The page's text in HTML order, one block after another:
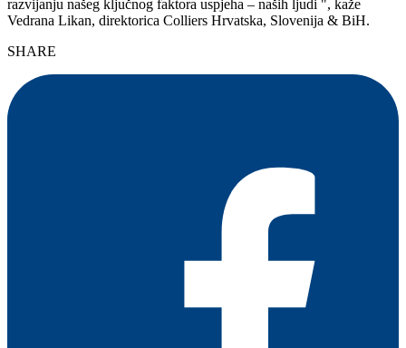
razvijanju našeg ključnog faktora uspjeha – naših ljudi ", kaže
Vedrana Likan, direktorica Colliers Hrvatska, Slovenija & BiH.
SHARE